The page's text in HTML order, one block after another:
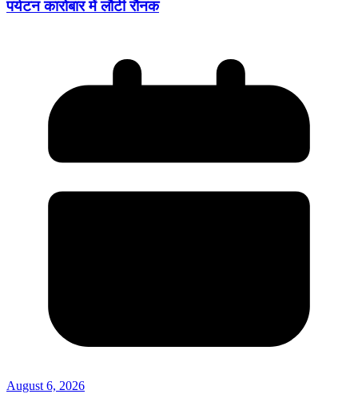
पर्यटन कारोबार में लौटी रौनक
August 6, 2026